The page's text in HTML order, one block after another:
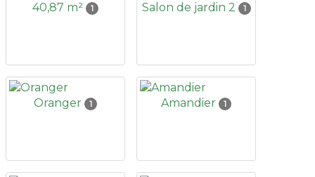
40,87 m² 1 Salon de jardin 2 1
Oranger 1 Amandier 1